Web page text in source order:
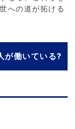
への道が拓ける
が働いている?